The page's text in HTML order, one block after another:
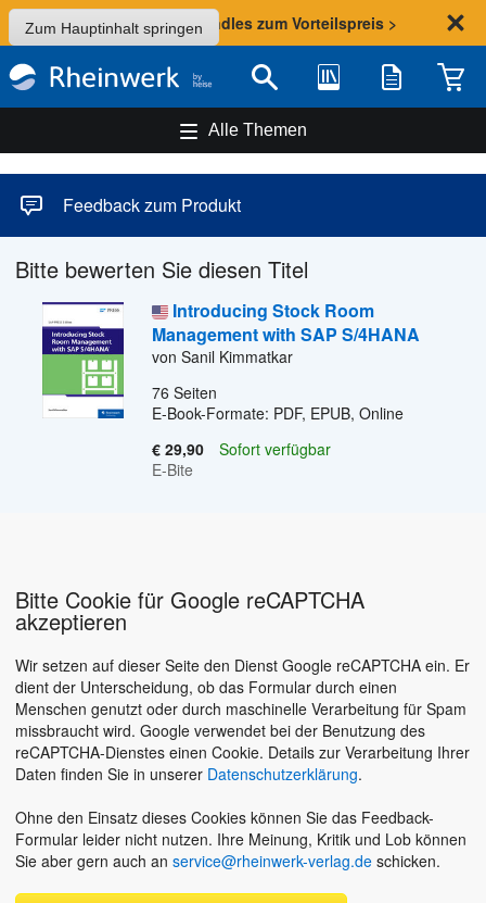
Zum Hauptinhalt springen
Sommer-Aktion: Bundles zum Vorteilspreis >
Suche Bibliothek Merkliste
Alle Themen
Feedback zum Produkt
Bitte bewerten Sie diesen Titel
Introducing Stock Room
Management with SAP S/4HANA
von Sanil Kimmatkar
76 Seiten
E-Book-Formate: PDF, EPUB, Online
€ 29,90
Sofort verfügbar
E-Bite
Bitte Cookie für Google reCAPTCHA
akzeptieren
Wir setzen auf dieser Seite den Dienst Google reCAPTCHA ein. Er
dient der Unterscheidung, ob das Formular durch einen
Menschen genutzt oder durch maschinelle Verarbeitung für Spam
missbraucht wird. Google verwendet bei der Benutzung des
reCAPTCHA-Dienstes einen Cookie. Details zur Verarbeitung Ihrer
Daten finden Sie in unserer Datenschutzerklärung.
Ohne den Einsatz dieses Cookies können Sie das Feedback-
Formular leider nicht nutzen. Ihre Meinung, Kritik und Lob können
Sie aber gern auch an service@rheinwerk-verlag.de schicken.